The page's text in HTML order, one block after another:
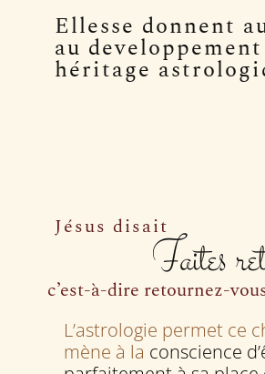
Ellesse donnent
au
héritage
Jésus disaitFaites
c’est-à-dire retournez-
L’astrologie permet ce
mène à la conscience